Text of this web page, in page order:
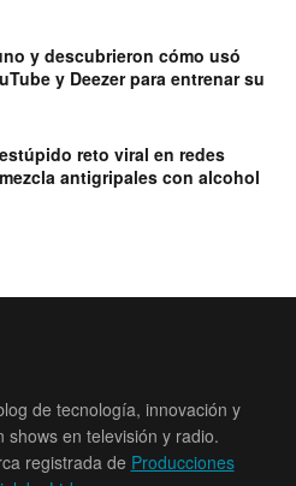
y descubrieron cómo usó
y Deezer para entrenar su
reto viral en redes
antigripales con alcohol
de tecnología, innovación y
shows en televisión y radio.
registrada de Producciones